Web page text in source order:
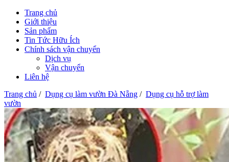
Trang chủ
Giới thiệu
Sản phẩm
Tin Tức Hữu Ích
Chính sách vận chuyển
Dịch vụ
Vận chuyển
Liên hệ
Trang chủ / Dụng cụ làm vườn Đà Nẵng / Dụng cụ hỗ trợ làm
vườn